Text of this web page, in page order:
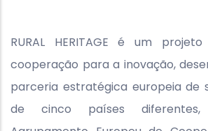
RURAL HERITAGE é um
cooperação para a inovação,
parceria estratégica europeia de
de cinco países